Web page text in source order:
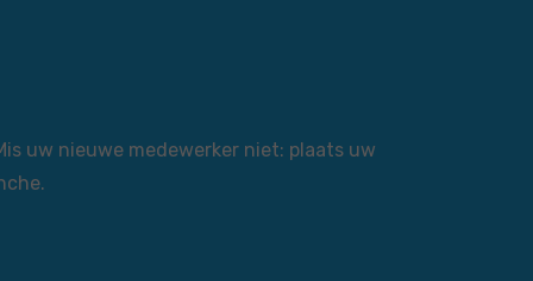
uw nieuwe medewerker niet: plaats uw